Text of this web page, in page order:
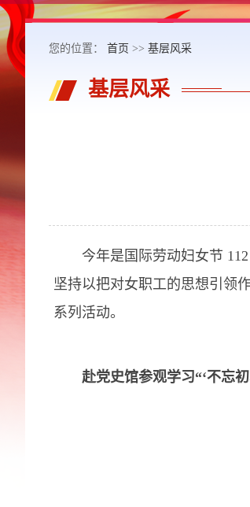
您的位置： 首页 >> 基层风采
基层风采
今年是国际劳动妇女节 112
坚持以把对女职工的思想引领
系列活动。
赴党史馆参观学习“‘不忘